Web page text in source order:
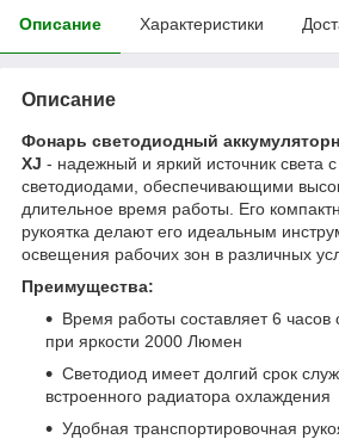
Описание Характеристики
Описание
Фонарь светодиодный
XJ - надежный и яркий источник света
светодиодами, обеспечивающими
длительное время работы. Его
рукоятка делают его идеальным
освещения рабочих зон в различных
Преимущества:
Время работы составляет 6 часов
при яркости 2000 Люмен
Светодиод имеет долгий срок
встроенного радиатора охлаждения
Удобная транспортировочная